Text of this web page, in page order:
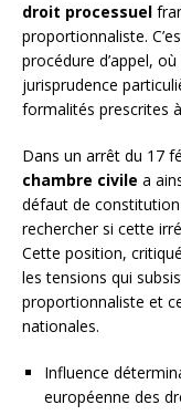
droit processuel
proportionnaliste.
procédure d’appel,
jurisprudence
formalités prescrites
Dans un arrêt du 17
chambre civile a
défaut de constitution
rechercher si cette
Cette position,
les tensions qui
proportionnaliste et
nationales.
Influence
européenne des